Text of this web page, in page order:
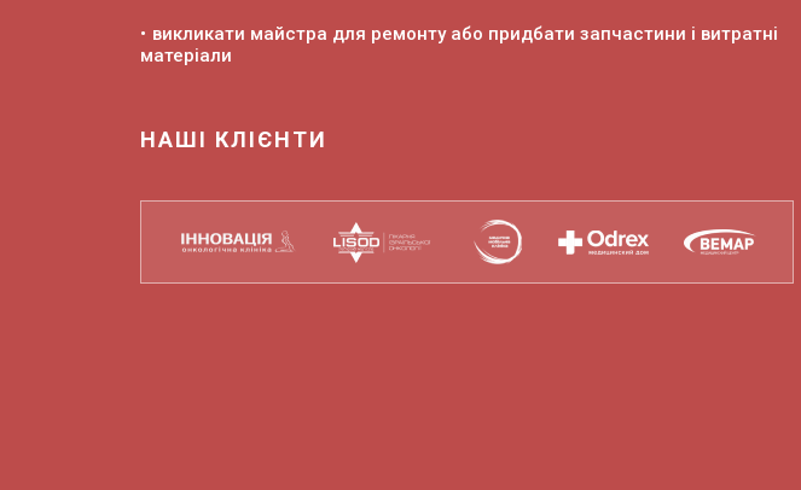
викликати майстра для ремонту або придбати запчастини і витратні
матеріали
НАШІ КЛІЄНТИ